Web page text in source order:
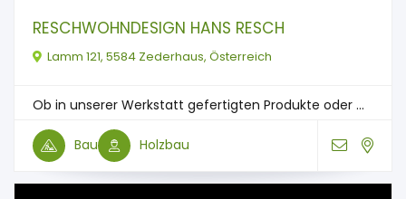
RESCHWOHNDESIGN HANS RESCH
Lamm 121, 5584 Zederhaus, Österreich
Ob in unserer Werkstatt gefertigten Produkte oder ...
Bau Holzbau